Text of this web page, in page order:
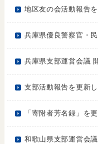
地区友の会活動報告を
兵庫県優良警察官・
兵庫県支部運営会議
支部活動報告を更新し
「寄附者芳名録」を
和歌山県支部運営会